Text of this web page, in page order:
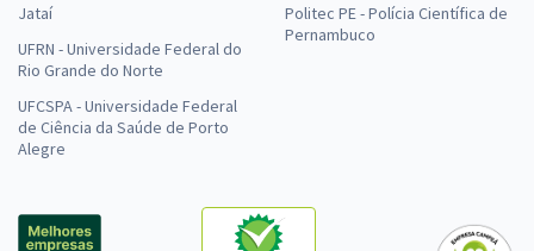
Jataí
UFRN - Universidade Federal do
Rio Grande do Norte
UFCSPA - Universidade Federal
de Ciência da Saúde de Porto
Alegre
Politec PE - Polícia Científica de
Pernambuco